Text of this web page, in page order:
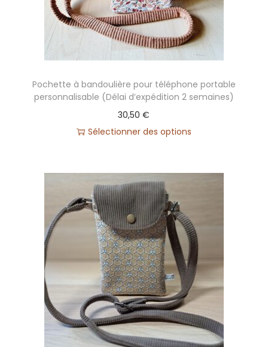
Pochette à bandoulière pour téléphone portable
personnalisable (Délai d’expédition 2 semaines)
30,50€
Sélectionner des options